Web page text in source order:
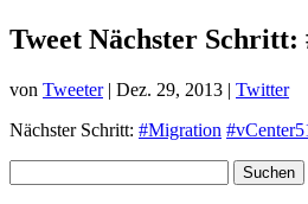
Tweet Nächster
von Tweeter| Dez. 29, 2013 | Twitter
Nächster Schritt: #Migration
nach: